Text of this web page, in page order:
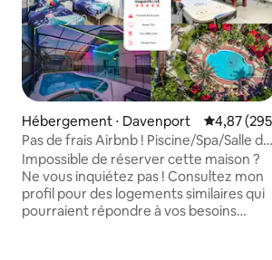
Hébergement ⋅ Davenport
4,87
Pas de frais Airbnb ! Piscine/Spa/Salle de
jeux/Clubhouse 28361
Impossible de réserver cette maison ?
Ne vous inquiétez pas ! Consultez mon
profil pour des logements similaires qui
pourraient répondre à vos besoins